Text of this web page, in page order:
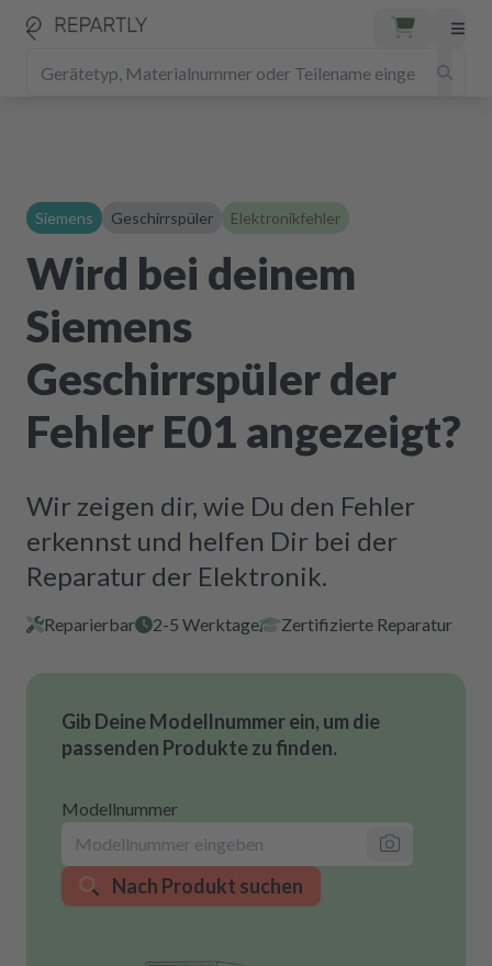
Siemens Geschirrspüler Elektronikfehler
Wird bei deinem
Siemens
Geschirrspüler der
Fehler E01 angezeigt?
Wir zeigen dir, wie Du den Fehler
erkennst und helfen Dir bei der
Reparatur der Elektronik.
Reparierbar 2-5 Werktage Zertifizierte Reparatur
Gib Deine Modellnummer ein, um die
passenden Produkte zu finden.
Modellnummer
Nach Produkt suchen